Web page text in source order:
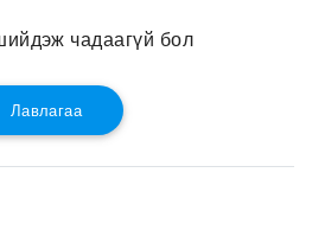
чадаагүй бол
Лавлагаа